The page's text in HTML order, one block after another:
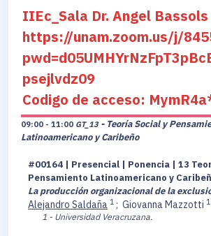
IIEc_Sala Dr. Angel Bassols
https://unam.zoom.us/j/
psejlvdz09
Codigo de acceso:
09:00 - 11:00 GT_13 - Teoría Social y
Latinoamericano y Caribeño
#00164 | Presencial | Ponencia | 13
Pensamiento Latinoamericano y
La producción organizacional de la
Alejandro Saldaña 1 ; Giovanna Mazzotti 1
1 - Universidad Veracruzana.